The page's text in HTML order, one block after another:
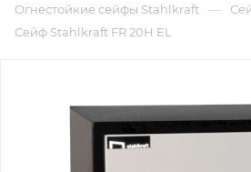
Огнестойкие сейфы Stahlkraft —
Сейф Stahlkraft FR 20H EL